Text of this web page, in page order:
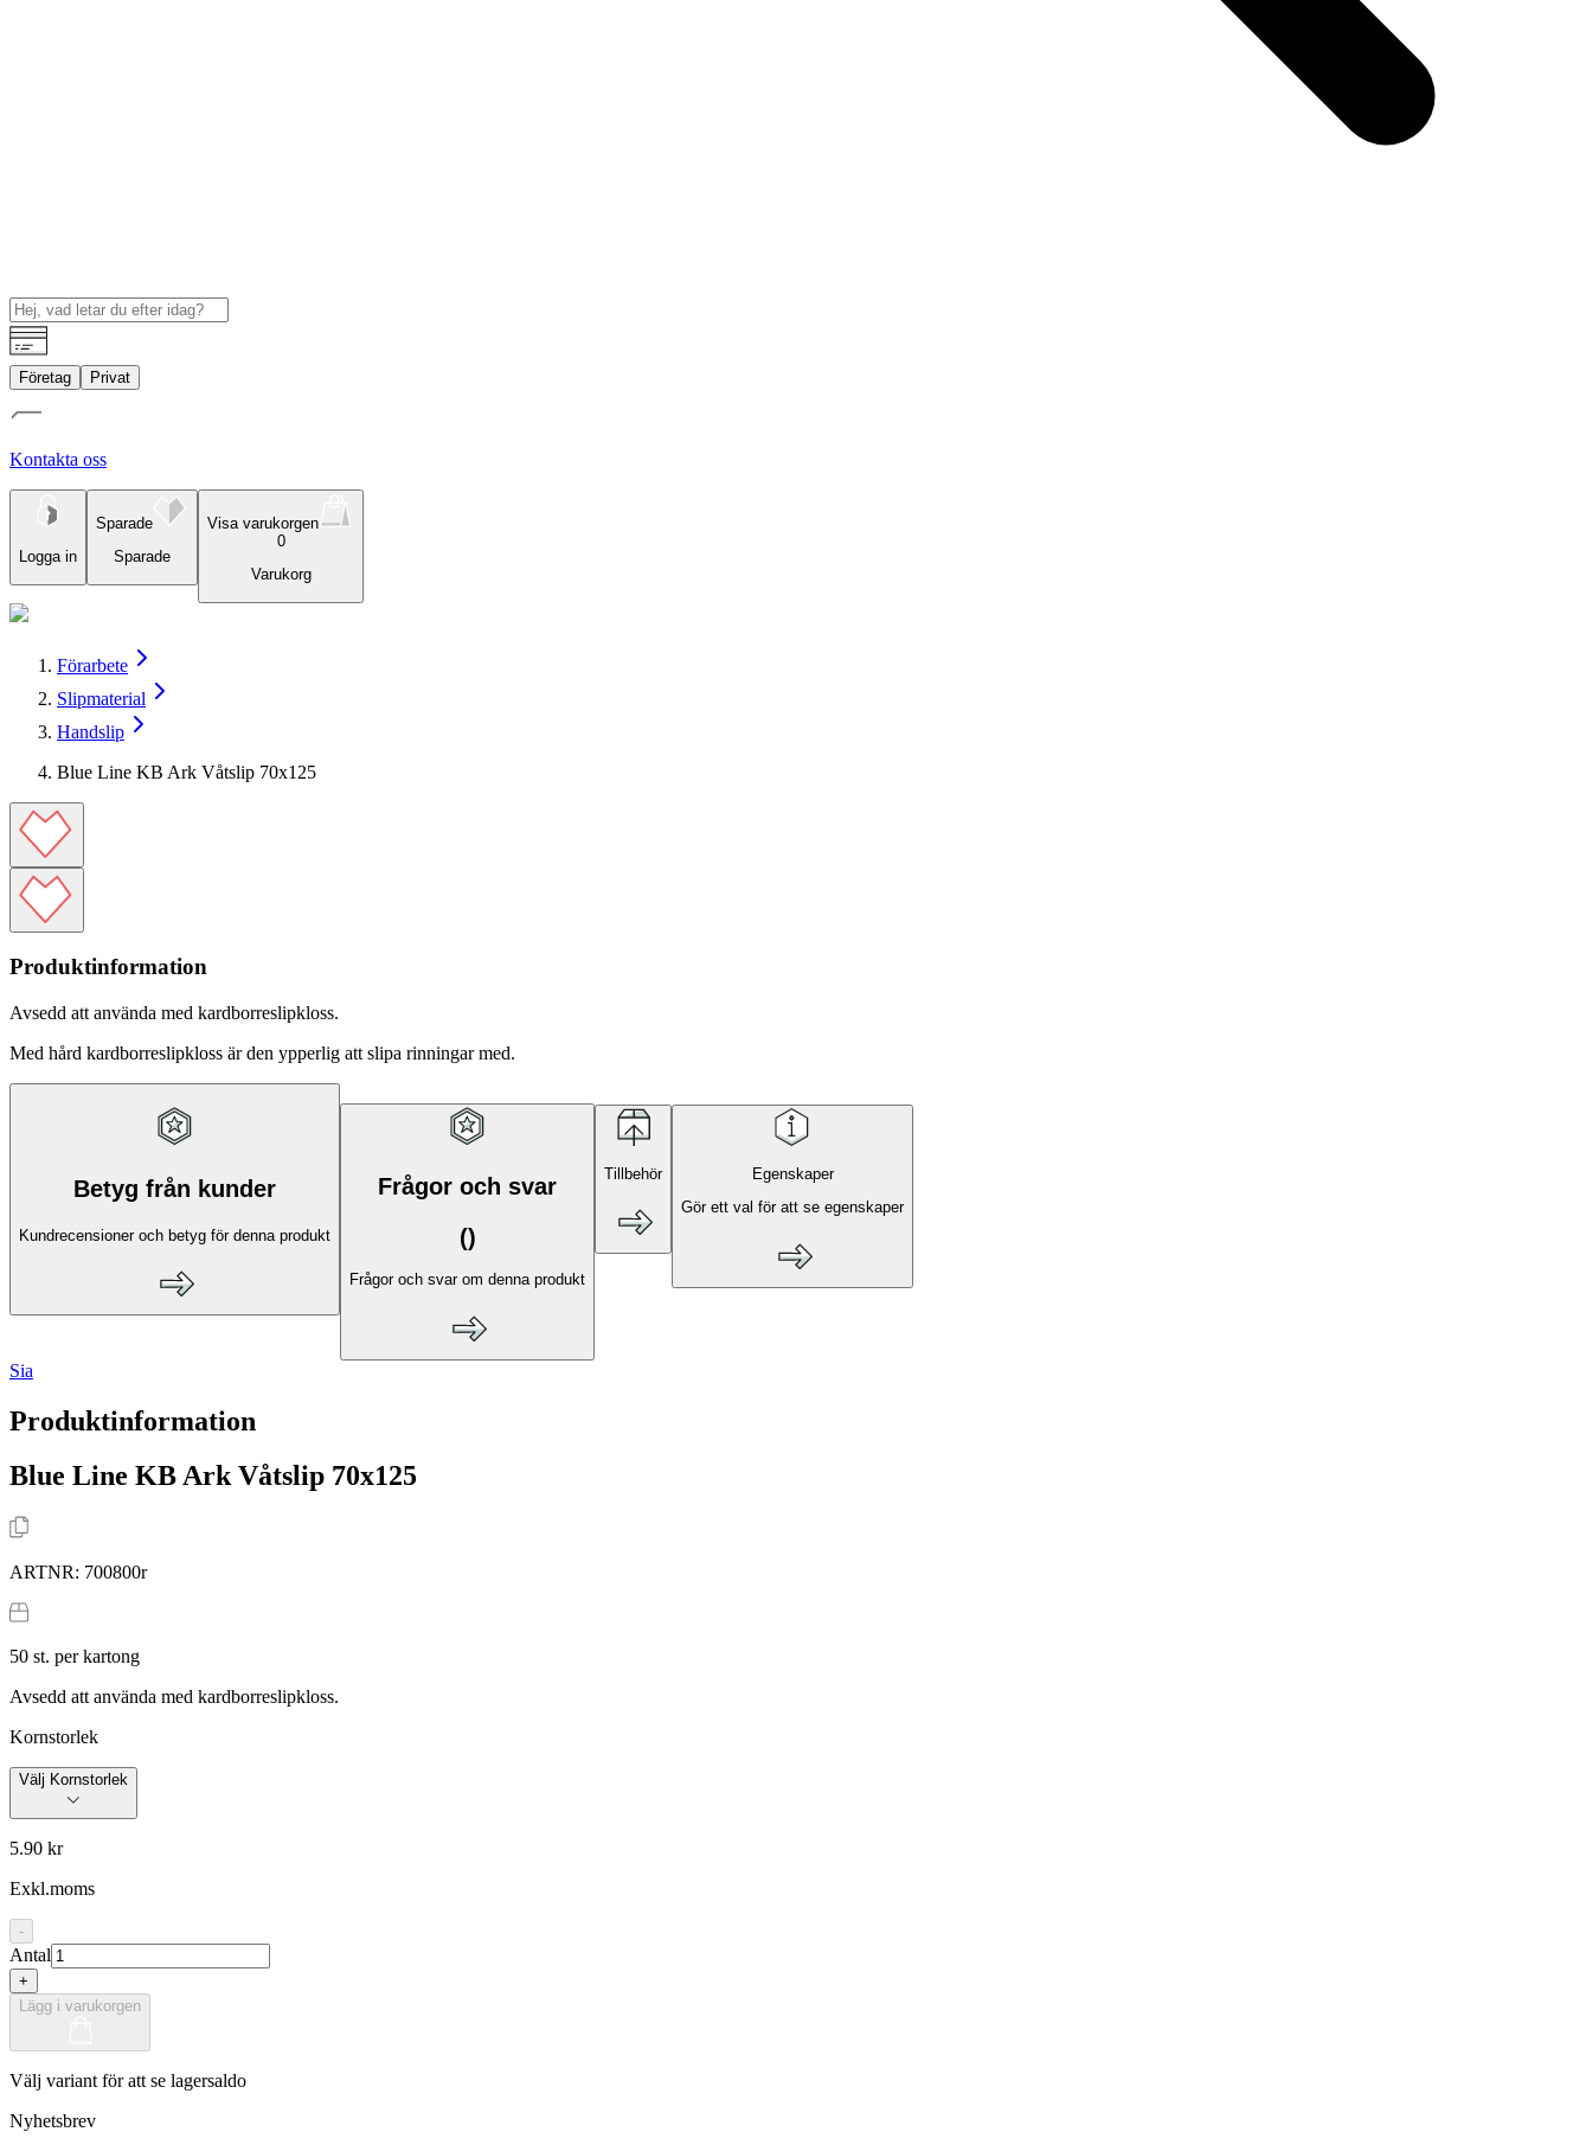
Företag Privat
Kontakta oss
Logga in
Sparade
Sparade
Visa varukorgen
0
Varukorg
Förarbete
Slipmaterial
Handslip
Blue Line KB Ark Våtslip 70x125
Produktinformation
Avsedd att använda med kardborreslipkloss.
Med hård kardborreslipkloss är den ypperlig att slipa rinningar med.
Betyg från kunder
Kundrecensioner och betyg för denna produkt
Frågor och svar
()
Frågor och svar om denna produkt
Tillbehör
Egenskaper
Gör ett val för att se egenskaper
Sia
Produktinformation
Blue Line KB Ark Våtslip 70x125
ARTNR: 700800r
50 st. per kartong
Avsedd att använda med kardborreslipkloss.
Kornstorlek
Välj Kornstorlek
5.90 kr
Exkl.moms
-
Antal
+
Lägg i varukorgen
Välj variant för att se lagersaldo
Nyhetsbrev